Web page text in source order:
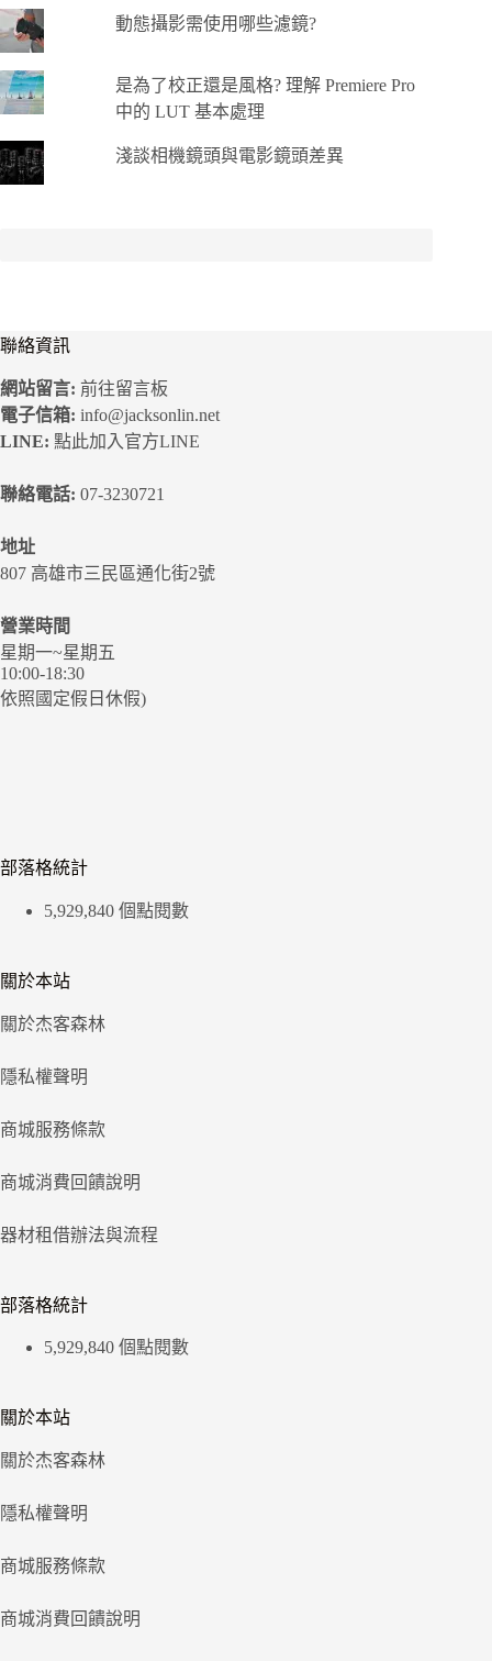
動態攝影需使用哪些濾鏡?
是為了校正還是風格? 理解 Premiere Pro
中的 LUT 基本處理
淺談相機鏡頭與電影鏡頭差異
聯絡資訊
網站留言: 前往留言板
電子信箱: info@jacksonlin.net
LINE: 點此加入官方LINE
聯絡電話: 07-3230721
地址
807 高雄市三民區通化街2號
營業時間
星期一~星期五
10:00-18:30
依照國定假日休假)
部落格統計
5,929,840 個點閱數
關於本站
關於杰客森林
隱私權聲明
商城服務條款
商城消費回饋說明
器材租借辦法與流程
部落格統計
5,929,840 個點閱數
關於本站
關於杰客森林
隱私權聲明
商城服務條款
商城消費回饋說明